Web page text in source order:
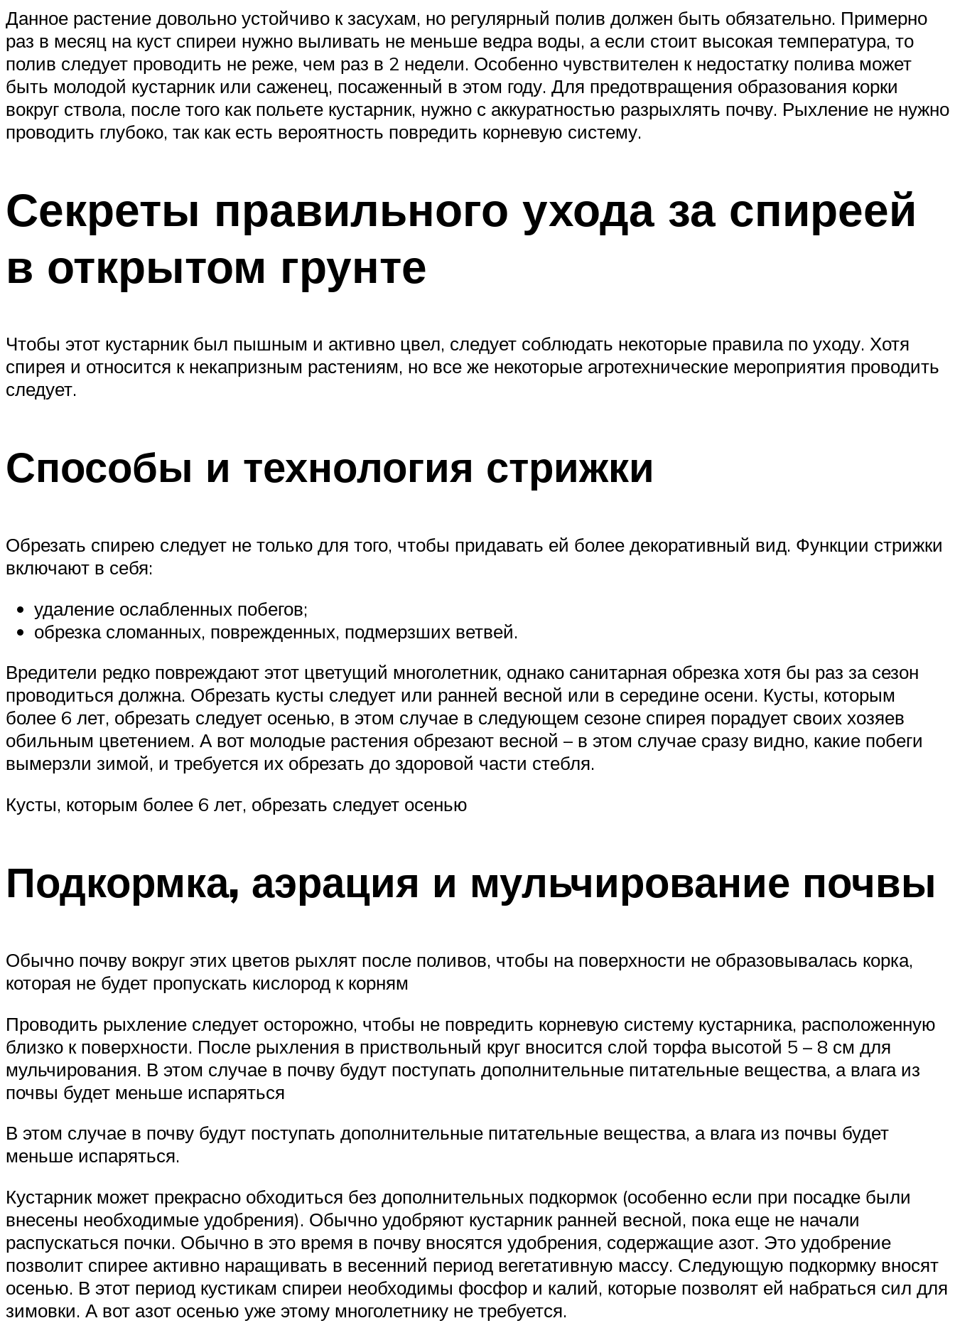
Данное растение довольно устойчиво к засухам, но регулярный полив должен быть обязательно. Примерно
раз в месяц на куст спиреи нужно выливать не меньше ведра воды, а если стоит высокая температура, то
полив следует проводить не реже, чем раз в 2 недели. Особенно чувствителен к недостатку полива может
быть молодой кустарник или саженец, посаженный в этом году. Для предотвращения образования корки
вокруг ствола, после того как польете кустарник, нужно с аккуратностью разрыхлять почву. Рыхление не нужно
проводить глубоко, так как есть вероятность повредить корневую систему.
Секреты правильного ухода за спиреей
в открытом грунте
Чтобы этот кустарник был пышным и активно цвел, следует соблюдать некоторые правила по уходу. Хотя
спирея и относится к некапризным растениям, но все же некоторые агротехнические мероприятия проводить
следует.
Способы и технология стрижки
Обрезать спирею следует не только для того, чтобы придавать ей более декоративный вид. Функции стрижки
включают в себя:
удаление ослабленных побегов;
обрезка сломанных, поврежденных, подмерзших ветвей.
Вредители редко повреждают этот цветущий многолетник, однако санитарная обрезка хотя бы раз за сезон
проводиться должна. Обрезать кусты следует или ранней весной или в середине осени. Кусты, которым
более 6 лет, обрезать следует осенью, в этом случае в следующем сезоне спирея порадует своих хозяев
обильным цветением. А вот молодые растения обрезают весной – в этом случае сразу видно, какие побеги
вымерзли зимой, и требуется их обрезать до здоровой части стебля.
Кусты, которым более 6 лет, обрезать следует осенью
Подкормка, аэрация и мульчирование почвы
Обычно почву вокруг этих цветов рыхлят после поливов, чтобы на поверхности не образовывалась корка,
которая не будет пропускать кислород к корням
Проводить рыхление следует осторожно, чтобы не повредить корневую систему кустарника, расположенную
близко к поверхности. После рыхления в приствольный круг вносится слой торфа высотой 5 – 8 см для
мульчирования. В этом случае в почву будут поступать дополнительные питательные вещества, а влага из
почвы будет меньше испаряться
В этом случае в почву будут поступать дополнительные питательные вещества, а влага из почвы будет
меньше испаряться.
Кустарник может прекрасно обходиться без дополнительных подкормок (особенно если при посадке были
внесены необходимые удобрения). Обычно удобряют кустарник ранней весной, пока еще не начали
распускаться почки. Обычно в это время в почву вносятся удобрения, содержащие азот. Это удобрение
позволит спирее активно наращивать в весенний период вегетативную массу. Следующую подкормку вносят
осенью. В этот период кустикам спиреи необходимы фосфор и калий, которые позволят ей набраться сил для
зимовки. А вот азот осенью уже этому многолетнику не требуется.